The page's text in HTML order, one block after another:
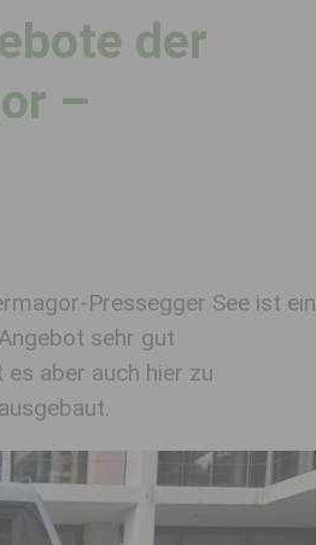
der
–
Pressegger See ist ein
sehr gut
aber auch hier zu